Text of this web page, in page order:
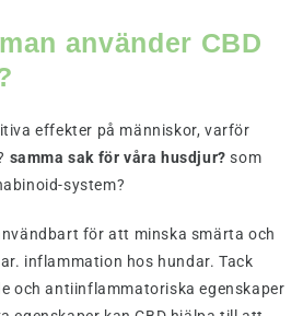
använder CBD
effekter på människor, varför
samma sak för våra husdjur?som
system?
för att minska smärta och
inflammation hos hundar. Tack
och antiinflammatoriska egenskaper